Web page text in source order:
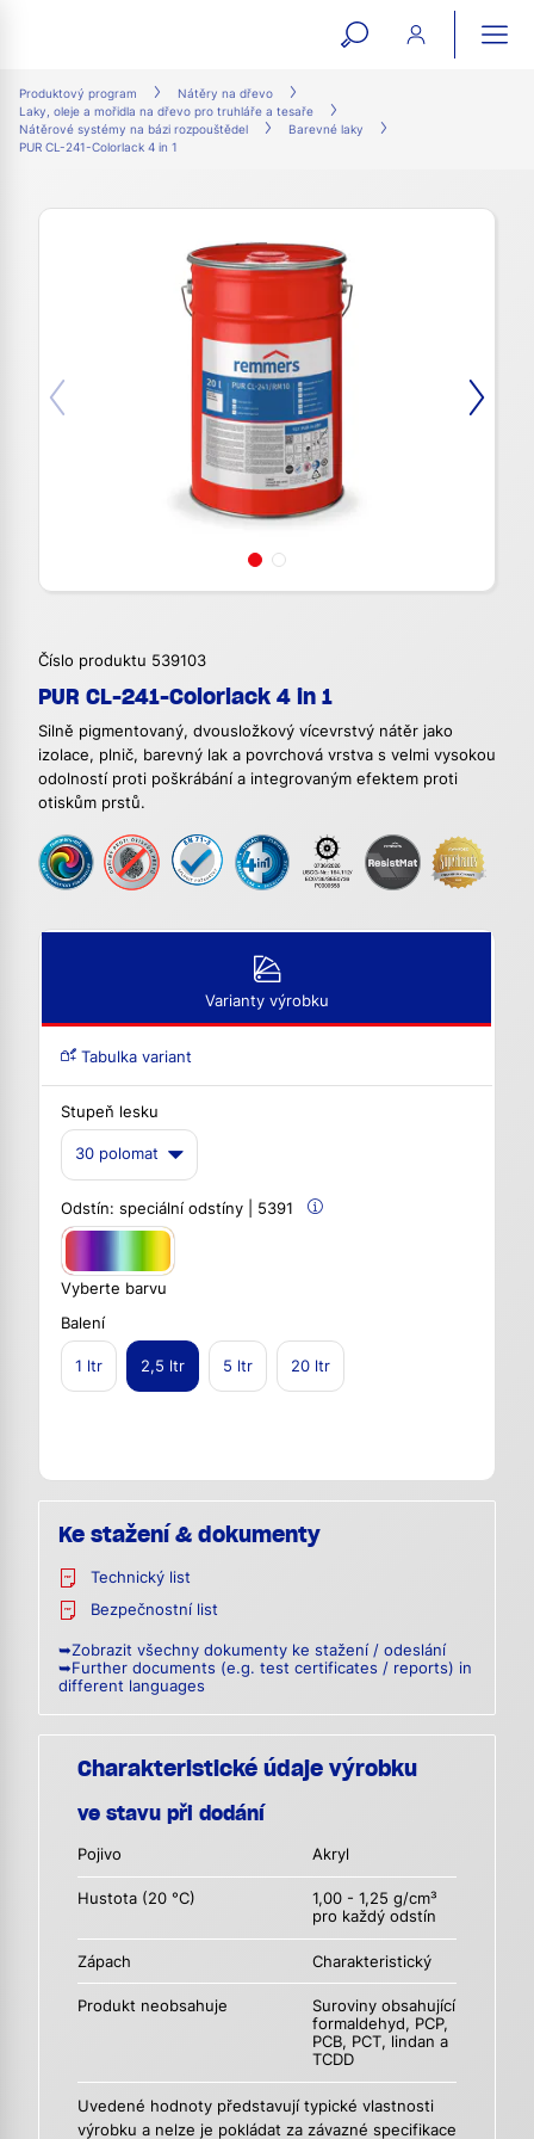
open
form
Produktový program
Nátěry na dřevo
Laky, oleje a mořidla na dřevo pro truhláře a tesaře
Nátěrové systémy na bázi rozpouštědel
Barevné laky
PUR CL-241-Colorlack 4 in 1
Číslo produktu 539103
PUR CL-241-Colorlack 4 in 1
Silně pigmentovaný, dvousložkový vícevrstvý nátěr jako
izolace, plnič, barevný lak a povrchová vrstva s velmi vysokou
odolností proti poškrábání a integrovaným efektem proti
otiskům prstů.
Varianty výrobku
Tabulka variant
Stupeň lesku
30 polomat
Odstín: speciální odstíny | 5391
Vyberte barvu
Balení
1 ltr 2,5 ltr 5 ltr 20 ltr
Ke stažení & dokumenty
Technický list
Bezpečnostní list
➥Zobrazit všechny dokumenty ke stažení / odeslání
➥Further documents (e.g. test certificates / reports) in
different languages
Charakteristické údaje výrobku
ve stavu při dodání
Pojivo Akryl
Hustota (20 °C)
1,00 - 1,25 g/cm³
pro každý odstín
Zápach Charakteristický
Produkt neobsahuje
Suroviny obsahující
formaldehyd, PCP,
PCB, PCT, lindan a
TCDD
Uvedené hodnoty představují typické vlastnosti
výrobku a nelze je pokládat za závazné specifikace